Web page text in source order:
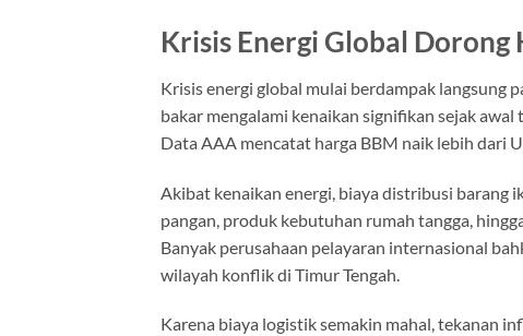
Krisis Energi Global Dorong
Krisis energi global mulai berdampak langsung
bakar mengalami kenaikan signifikan sejak
Data AAA mencatat harga BBM naik lebih dari
Akibat kenaikan energi, biaya distribusi barang
pangan, produk kebutuhan rumah tangga,
Banyak perusahaan pelayaran internasional
wilayah konflik di Timur Tengah.
Karena biaya logistik semakin mahal, tekanan